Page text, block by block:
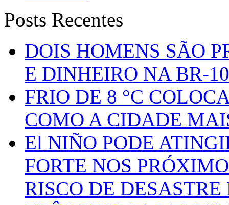
Posts Recentes
DOIS HOMENS SÃO
E DINHEIRO NA BR-
FRIO DE 8 °C
COMO A CIDADE
El NIÑO PODE
FORTE NOS
RISCO DE